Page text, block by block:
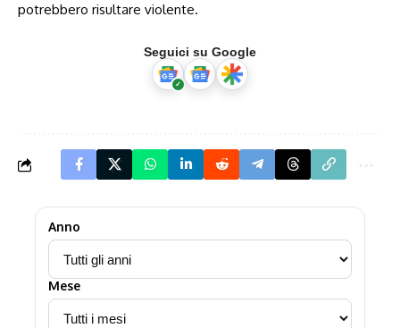
potrebbero risultare violente.
Seguici su Google
Anno
Mese